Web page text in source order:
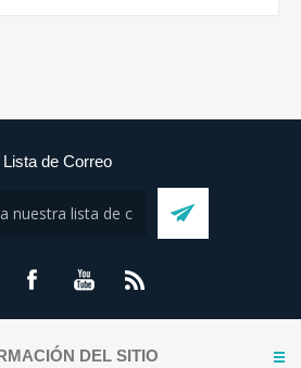
Lista de Correo
DEL SITIO